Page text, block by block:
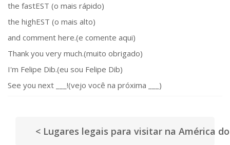
the fastEST (o mais rápido)
the highEST (o mais alto)
and comment here.(e comente aqui)
Thank you very much.(muito obrigado)
I'm Felipe Dib.(eu sou Felipe Dib)
See you next ___!(vejo você na próxima ___)
< Lugares legais para visitar na América